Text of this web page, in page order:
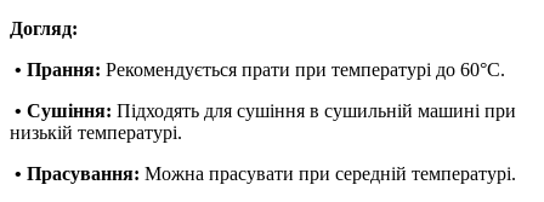
Догляд:
• Прання: Рекомендується прати при температурі до 60°C.
• Сушіння: Підходять для сушіння в сушильній машині при
низькій температурі.
• Прасування: Можна прасувати при середній температурі.